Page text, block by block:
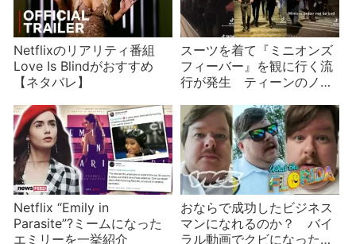
Netflixのリアリティ番組
Love Is Blindがおすすめ
【ネタバレ】
スーツを着て『ミニオンズ
フィーバー』を観に行く流
行が発生 ティーンのノリ
Netflix “Emily in
Parasite”?ミームになった
エミリーを一挙紹介
おならで成功したビジネス
マンになれるのか？ バイ
ラル動画でクビになったフ